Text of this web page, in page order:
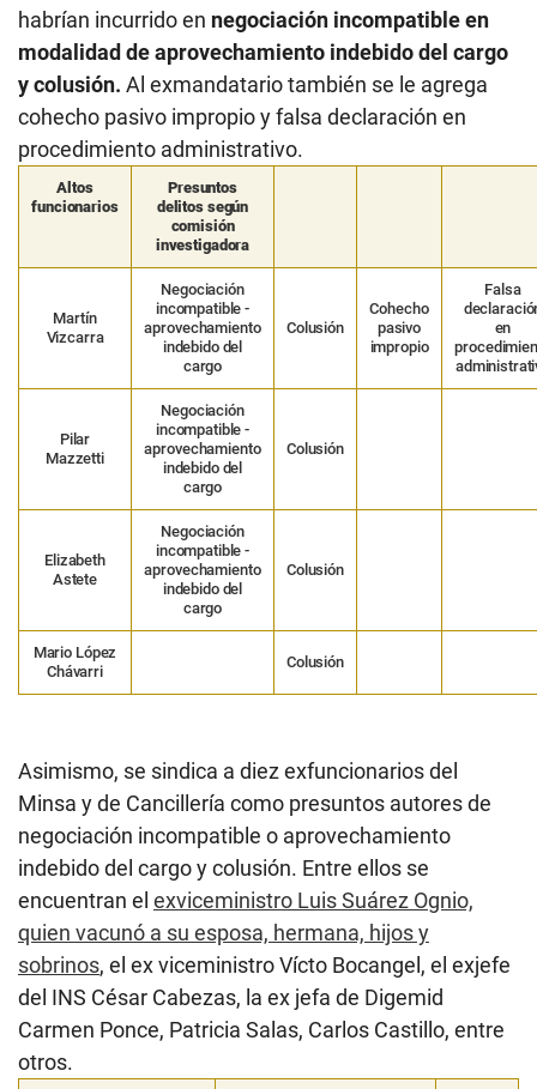
habrían incurrido en negociación incompatible en
modalidad de aprovechamiento indebido del cargo
y colusión. Al exmandatario también se le agrega
cohecho pasivo impropio y falsa declaración en
procedimiento administrativo.
Altos
funcionarios
Presuntos
delitos según
comisión
investigadora
Martín
Vizcarra
Negociación
incompatible -
aprovechamiento
indebido del
cargo
Colusión
Cohecho
pasivo
impropio
Falsa
en
Pilar
Mazzetti
Negociación
incompatible -
aprovechamiento
indebido del
cargo
Colusión
Elizabeth
Astete
Negociación
incompatible -
aprovechamiento
indebido del
cargo
Colusión
Mario López
Chávarri
Colusión
Asimismo, se sindica a diez exfuncionarios del
Minsa y de Cancillería como presuntos autores de
negociación incompatible o aprovechamiento
indebido del cargo y colusión. Entre ellos se
encuentran el exviceministro Luis Suárez Ognio,
quien vacunó a su esposa, hermana, hijos y
sobrinos, el ex viceministro Vícto Bocangel, el exjefe
del INS César Cabezas, la ex jefa de Digemid
Carmen Ponce, Patricia Salas, Carlos Castillo, entre
otros.